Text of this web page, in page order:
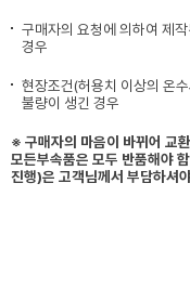
구매자의 요청에 의하여 제
경우
현장조건(허용치 이상의 온
불량이 생긴 경우
※ 구매자의 마음이 바뀌어 교
모든부속품은 모두 반품해야
진행)은 고객님께서 부담하셔